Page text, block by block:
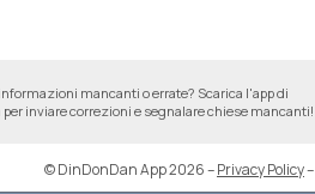
mancanti o errate? Scarica l'app di
per inviare correzioni e segnalare chiese mancanti!
© DinDonDan App 2026–Privacy Policy–